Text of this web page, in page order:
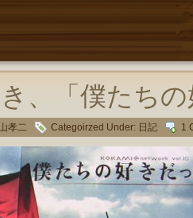
、「僕たち
孝二 Categoirzed Under: 日記 1